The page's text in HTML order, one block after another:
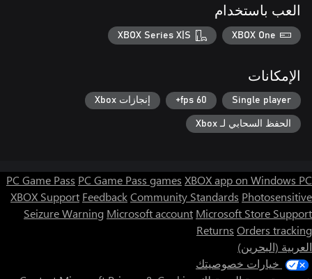
العب باستخدام
XBOX One
XBOX Series X|S
الإمكانات
Single player
60 fps+ إنجازات Xbox
الحفظ السحابي لـ Xbox
PC Game Pass PC Game Pass games XBOX app on Windows PC
XBOX Support FeedbackCommunity Standards Photosensitive
Seizure Warning Microsoft account Microsoft Store Support
Returns Orders tracking
العربية (البحرين)
خيارات خصوصيتك